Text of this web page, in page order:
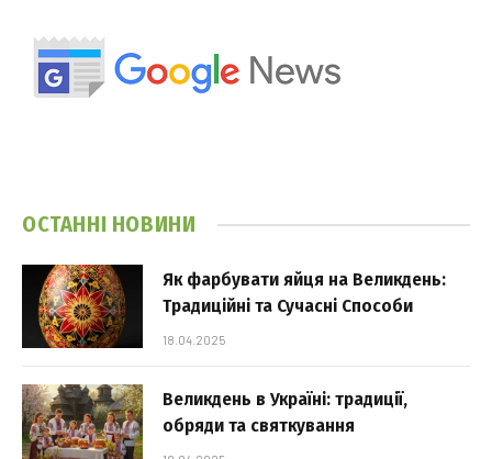
ОСТАННІ НОВИНИ
Як фарбувати яйця на Великдень:
Традиційні та Сучасні Способи
18.04.2025
Великдень в Україні: традиції,
обряди та святкування